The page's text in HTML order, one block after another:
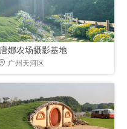
唐娜农场摄影基地
广州天河区